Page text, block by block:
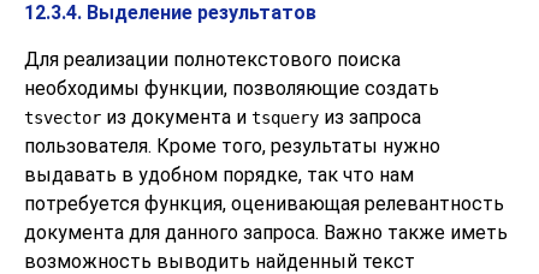
12.3.4. Выделение результатов
Для реализации полнотекстового поиска
необходимы функции, позволяющие создать
tsvector из документа и tsquery из запроса
пользователя. Кроме того, результаты нужно
выдавать в удобном порядке, так что нам
потребуется функция, оценивающая релевантность
документа для данного запроса. Важно также иметь
возможность выводить найденный текст